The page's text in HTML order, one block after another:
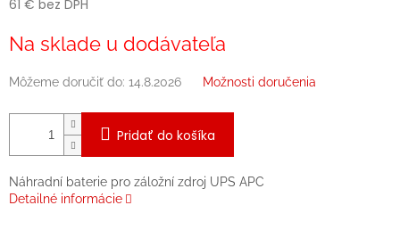
61 € bez DPH
cena:
Na sklade u dodávateľa
Môžeme doručiť do: 14.8.2026 Možnosti doručenia
Pridať do košíka
Náhradní baterie pro záložní zdroj UPS APC
Detailné informácie